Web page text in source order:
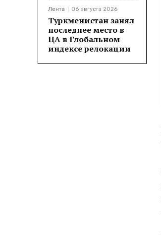
Лента 06 августа 2026
Туркменистан занял
последнее место в
ЦА в Глобальном
индексе релокации